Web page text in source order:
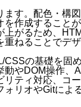
す。配色・構
作成すること
がるため、
ねることでデ
の基礎を固
やDOM操作、
ティ対応、コ
リオやGitによ